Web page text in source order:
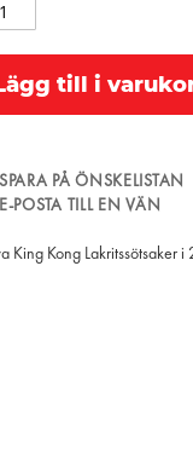
till i
SPARA PÅ ÖNSKELISTAN
E-POSTA TILL EN VÄN
King Kong Lakritssötsaker